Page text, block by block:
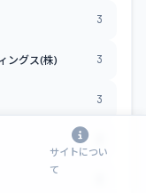
3
ングス(株) 3
3
サイトについ
て